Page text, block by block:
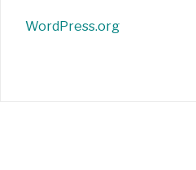
WordPress.org